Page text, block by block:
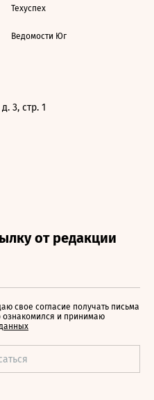
Техуспех
Ведомости Юг
3, стр. 1
свое согласие получать письма
ознакомился и принимаю